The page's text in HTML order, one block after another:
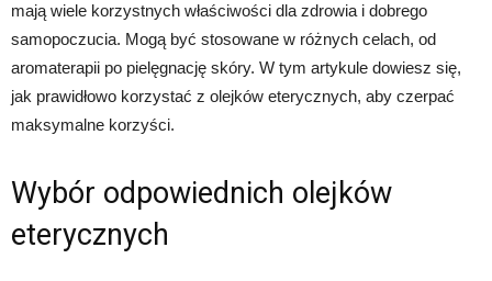
mają wiele korzystnych właściwości dla zdrowia i dobrego
samopoczucia. Mogą być stosowane w różnych celach, od
aromaterapii po pielęgnację skóry. W tym artykule dowiesz się,
jak prawidłowo korzystać z olejków eterycznych, aby czerpać
maksymalne korzyści.
Wybór odpowiednich olejków
eterycznych